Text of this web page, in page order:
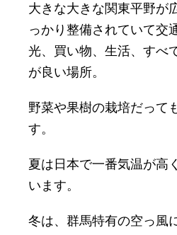
大きな大きな関東平野が
っかり整備されていて交
光、買い物、生活、すべ
が良い場所。
野菜や果樹の栽培だって
す。
夏は日本で一番気温が高
います。
冬は、群馬特有の空っ風